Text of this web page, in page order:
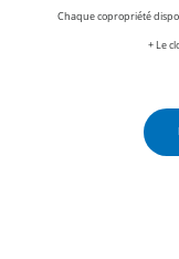
Chaque copropriété
+ Le